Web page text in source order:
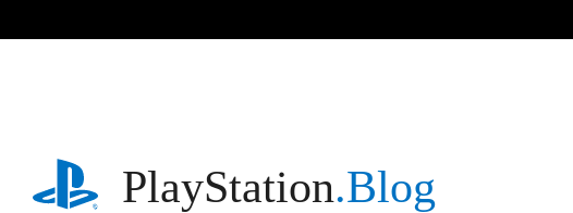
playstation.com
PlayStation.Blog